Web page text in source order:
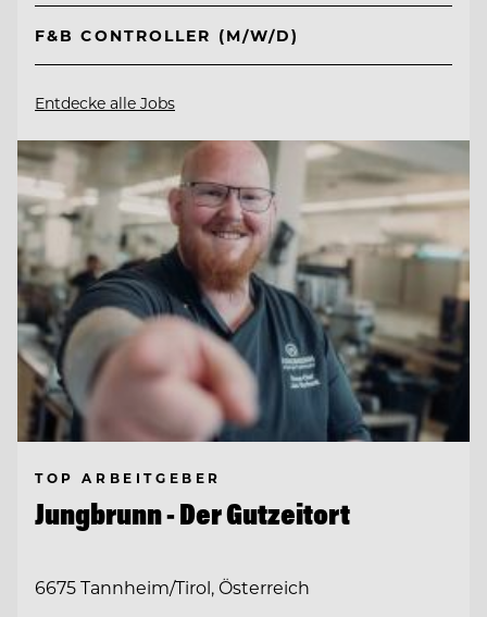
F&B CONTROLLER (M/W/D)
Entdecke alle Jobs
TOP ARBEITGEBER
Jungbrunn - Der Gutzeitort
6675 Tannheim/Tirol, Österreich